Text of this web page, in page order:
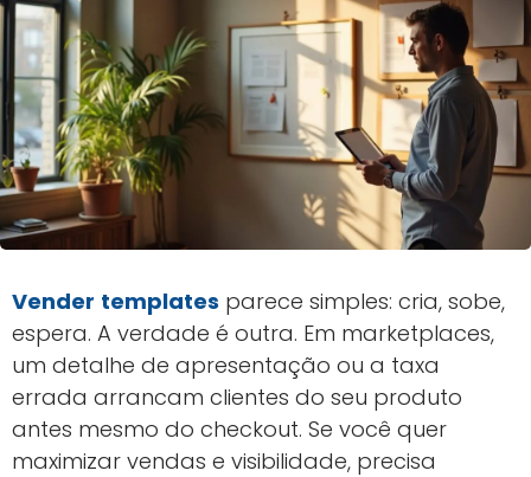
Vender templates parece simples: cria, sobe,
espera. A verdade é outra. Em marketplaces,
um detalhe de apresentação ou a taxa
errada arrancam clientes do seu produto
antes mesmo do checkout. Se você quer
maximizar vendas e visibilidade, precisa